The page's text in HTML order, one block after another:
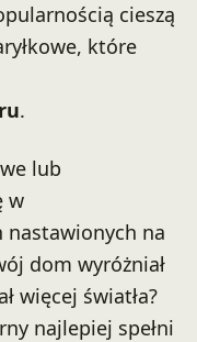
cieszą
które
.
lub
w
na
dom wyróżniał
więcej światła?
najlepiej spełni